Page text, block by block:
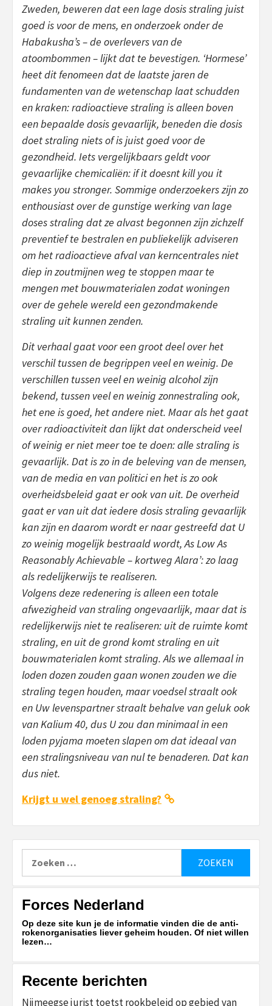
Zweden, beweren dat een lage dosis straling juist
goed is voor de mens, en onderzoek onder de
Habakusha’s – de overlevers van de
atoombommen – lijkt dat te bevestigen. ‘Hormese’
heet dit fenomeen dat de laatste jaren de
fundamenten van de wetenschap laat schudden
en kraken: radioactieve straling is alleen boven
een bepaalde dosis gevaarlijk, beneden die dosis
doet straling niets of is juist goed voor de
gezondheid. Iets vergelijkbaars geldt voor
gevaarlijke chemicaliën: if it doesnt kill you it
makes you stronger. Sommige onderzoekers zijn zo
enthousiast over de gunstige werking van lage
doses straling dat ze alvast begonnen zijn zichzelf
preventief te bestralen en publiekelijk adviseren
om het radioactieve afval van kerncentrales niet
diep in zoutmijnen weg te stoppen maar te
mengen met bouwmaterialen zodat woningen
over de gehele wereld een gezondmakende
straling uit kunnen zenden.
Dit verhaal gaat voor een groot deel over het
verschil tussen de begrippen veel en weinig. De
verschillen tussen veel en weinig alcohol zijn
bekend, tussen veel en weinig zonnestraling ook,
het ene is goed, het andere niet. Maar als het gaat
over radioactiviteit dan lijkt dat onderscheid veel
of weinig er niet meer toe te doen: alle straling is
gevaarlijk. Dat is zo in de beleving van de mensen,
van de media en van politici en het is zo ook
overheidsbeleid gaat er ook van uit. De overheid
gaat er van uit dat iedere dosis straling gevaarlijk
kan zijn en daarom wordt er naar gestreefd dat U
zo weinig mogelijk bestraald wordt, As Low As
Reasonably Achievable – kortweg Alara’: zo laag
als redelijkerwijs te realiseren.
Volgens deze redenering is alleen een totale
afwezigheid van straling ongevaarlijk, maar dat is
redelijkerwijs niet te realiseren: uit de ruimte komt
straling, en uit de grond komt straling en uit
bouwmaterialen komt straling. Als we allemaal in
loden dozen zouden gaan wonen zouden we die
straling tegen houden, maar voedsel straalt ook
en Uw levenspartner straalt behalve van geluk ook
van Kalium 40, dus U zou dan minimaal in een
loden pyjama moeten slapen om dat ideaal van
een stralingsniveau van nul te benaderen. Dat kan
dus niet.
Krijgt u wel genoeg straling?
naar:
Forces Nederland
Op deze site kun je de informatie vinden die de anti-
rokenorganisaties liever geheim houden. Of niet willen
lezen…
Recente berichten
Nijmeegse jurist toetst rookbeleid op gebied van